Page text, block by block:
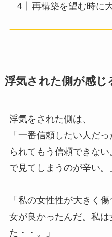
再構築を望む時に
浮気された側が感じ
浮気をされた側は、
「一番信頼したい人だ
られてもう信頼できな
で見てしまうのが辛い。
「私の女性性が大きく
女が良かったんだ。私
た・・。」